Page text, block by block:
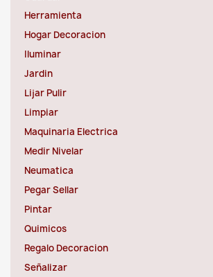
Herramienta
Hogar Decoracion
Iluminar
Jardin
Lijar Pulir
Limpiar
Maquinaria Electrica
Medir Nivelar
Neumatica
Pegar Sellar
Pintar
Quimicos
Regalo Decoracion
Señalizar